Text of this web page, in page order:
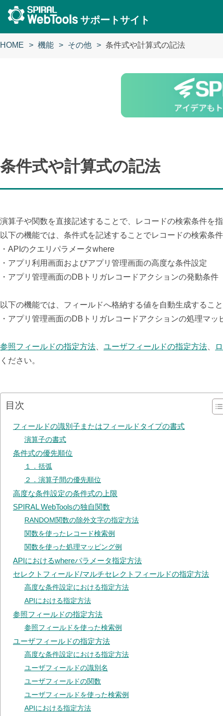
サポートサイト
HOME 機能 その他 条件式や計算式の記法
条件式や計算式の記法
演算子や関数を直接記述することで、レコードの検索条件を
以下の機能では、条件式を記述することでレコードの検索条
・APIのクエリパラメータwhere
・アプリ利用画面およびアプリ管理画面の高度な条件設定
・アプリ管理画面のDBトリガレコードアクションの発動条件
以下の機能では、フィールドへ格納する値を自動生成するこ
・アプリ管理画面のDBトリガレコードアクションの処理マッ
参照フィールドの指定方法 ユーザフィールドの指定方法
ください。
目次
フィールドの識別子またはフィールドタイプの書式
演算子の書式
条件式の優先順位
１．括弧
２．演算子間の優先順位
高度な条件設定の条件式の上限
SPIRAL WebToolsの独自関数
RANDOM関数の除外文字の指定方法
関数を使ったレコード検索例
関数を使った処理マッピング例
APIにおけるwhereパラメータ指定方法
セレクトフィールド/マルチセレクトフィールドの指定方法
高度な条件設定における指定方法
APIにおける指定方法
参照フィールドの指定方法
参照フィールドを使った検索例
ユーザフィールドの指定方法
高度な条件設定における指定方法
ユーザフィールドの識別名
ユーザフィールドの関数
ユーザフィールドを使った検索例
APIにおける指定方法